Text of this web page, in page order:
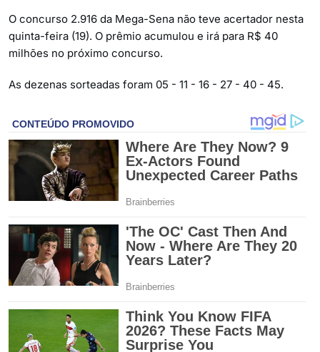
O concurso 2.916 da Mega-Sena não teve acertador nesta
quinta-feira (19). O prêmio acumulou e irá para R$ 40
milhões no próximo concurso.
As dezenas sorteadas foram 05 - 11 - 16 - 27 - 40 - 45.